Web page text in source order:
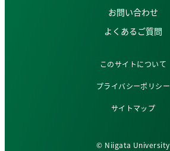
お問い合わせ
よくあるご質問
このサイトについて
プライバシーポリシー
サイトマップ
© Niigata University